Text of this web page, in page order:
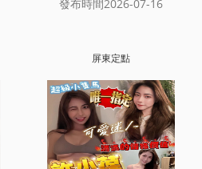
發布時間2026-07-16
屏東定點